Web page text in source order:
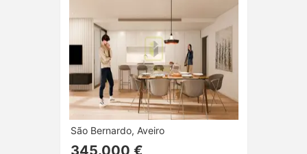
São Bernardo, Aveiro
345.000 €